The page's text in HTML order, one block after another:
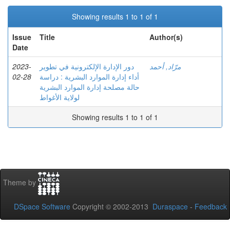
Showing results 1 to 1 of 1
Issue
Date
Title Author(s)
2023-
02-28
دور الإدارة الإلكترونية في تطوير
أداء إدارة الموارد البشرية : دراسة
حالة مصلحة إدارة الموارد البشرية
لولاية الأغواط
مرّاد, أحمد
Showing results 1 to 1 of 1
Theme by
DSpace Software Copyright © 2002-2013 Duraspace - Feedback